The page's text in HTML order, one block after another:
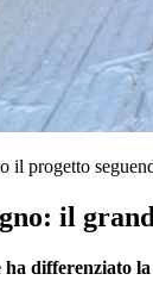
il progetto
il
differenziato